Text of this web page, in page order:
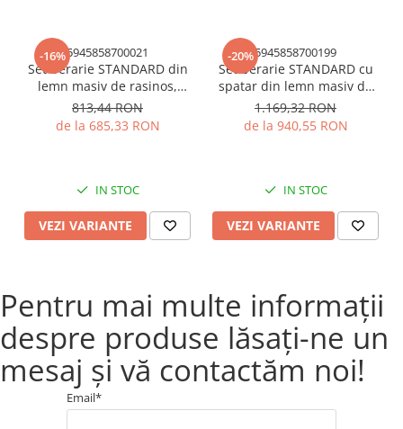
-16%5945858700021
Set berarie STANDARD din
lemn masiv de rasinos,
2200x700 mm pentru terasa
sau gradina o masa si doua
banci culoare natur
813,44 RON
de la 685,33 RON
IN STOC
VEZI VARIANTE
-20%5945858700199
Set berarie STANDARD cu
spatar din lemn masiv de
rasinos 220 cm pentru
terasa sau gradina o masa
si doua banci cu spatar
1.169,32 RON
de la 940,55 RON
IN STOC
VEZI VARIANTE
Pentru mai multe informații
despre produse lăsați-ne un
mesaj și vă contactăm noi!
Email*